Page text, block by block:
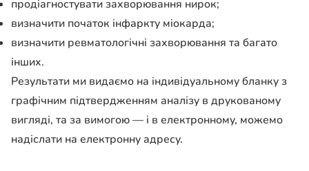
продіагностувати захворювання нирок;
визначити початок інфаркту міокарда;
визначити ревматологічні захворювання та багато
інших.
Результати ми видаємо на індивідуальному бланку з
графічним підтвердженням аналізу в друкованому
вигляді, та за вимогою — і в електронному, можемо
надіслати на електронну адресу.